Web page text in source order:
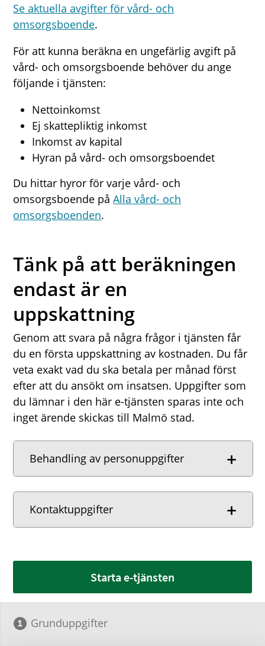
Se aktuella avgifter för vård- och
omsorgsboende.
För att kunna beräkna en ungefärlig avgift på
vård- och omsorgsboende behöver du ange
följande i tjänsten:
Nettoinkomst
Ej skattepliktig inkomst
Inkomst av kapital
Hyran på vård- och omsorgsboendet
Du hittar hyror för varje vård- och
omsorgsboende påAlla vård- och
omsorgsboenden.
Tänk på att beräkningen
endast är en
uppskattning
Genom att svara på några frågor i tjänsten får
du en första uppskattning av kostnaden. Du får
veta exakt vad du ska betala per månad först
efter att du ansökt om insatsen. Uppgifter som
du lämnar i den här e-tjänsten sparas inte och
inget ärende skickas till Malmö stad.
Behandling av personuppgifter
Kontaktuppgifter
Starta e-tjänsten
Grunduppgifter